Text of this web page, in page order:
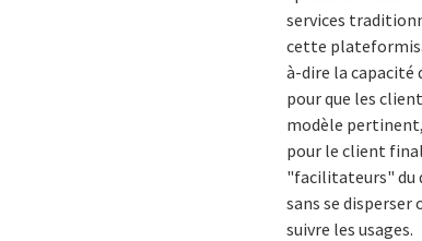
services
cette
à-dire la capacité
pour que les
modèle
pour le client
"facilitateurs" du
sans se disperser
suivre les usages.